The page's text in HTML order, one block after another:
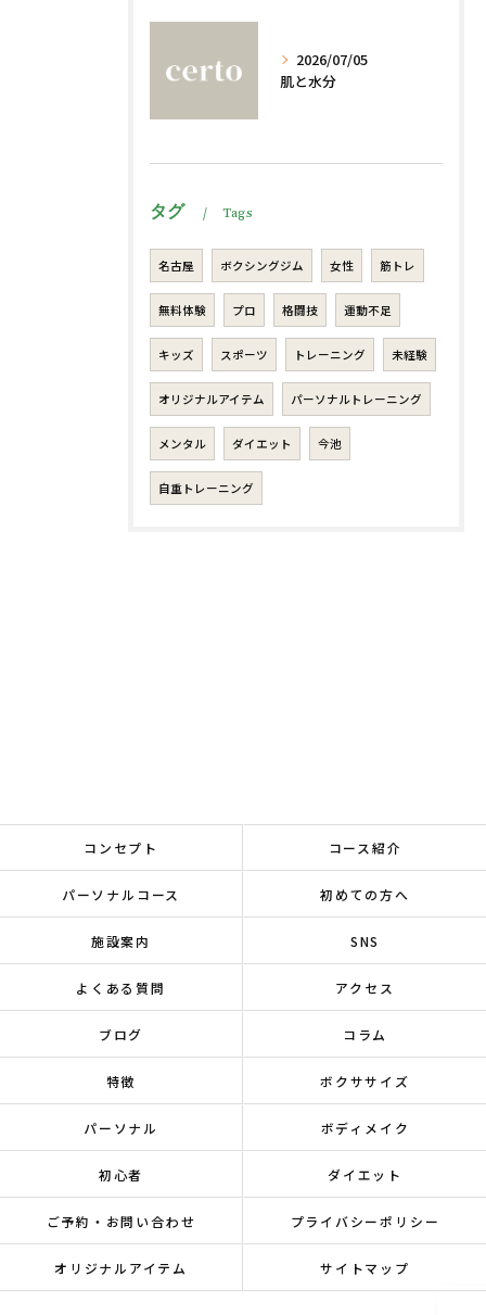
2026/07/05
肌と水分
タグ Tags
名古屋 ボクシングジム 女性 筋トレ
無料体験 プロ 格闘技 運動不足
キッズ スポーツ トレーニング 未経験
オリジナルアイテム パーソナルトレーニング
メンタル ダイエット 今池
自重トレーニング
コンセプト コース紹介
パーソナルコース 初めての方へ
施設案内 SNS
よくある質問 アクセス
ブログ コラム
特徴 ボクササイズ
パーソナル ボディメイク
初心者 ダイエット
ご予約・お問い合わせ プライバシーポリシー
オリジナルアイテム サイトマップ